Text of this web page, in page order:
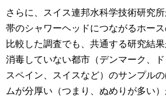
さらに、スイス連邦水科学技術研究
帯のシャワーヘッドにつながるホー
比較した調査でも、共通する研究結
消毒していない都市（デンマーク、ド
スペイン、スイスなど）のサンプル
ムが分厚い（つまり、ぬめりが多い